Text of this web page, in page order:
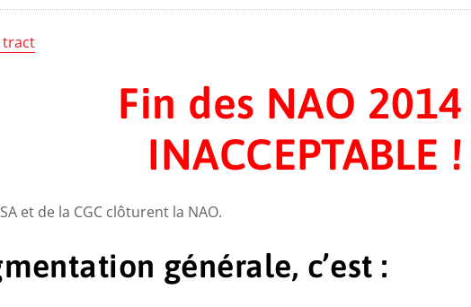
tract
Fin des NAO 2014
INACCEPTABLE !
et de la CGC clôturent la NAO.
générale, c’est :